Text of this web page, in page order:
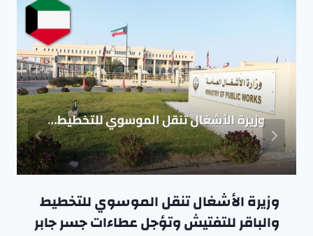
وزيرة الأشغال تنقل الموسوي للتخطيط
والباقر للتفتيش وتؤجل عطاءات جسر جابر